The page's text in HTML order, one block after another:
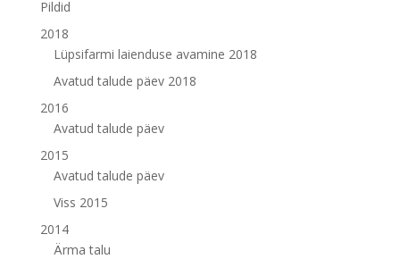
Pildid
2018
Lüpsifarmi laienduse avamine 2018
Avatud talude päev 2018
2016
Avatud talude päev
2015
Avatud talude päev
Viss 2015
2014
Ärma talu